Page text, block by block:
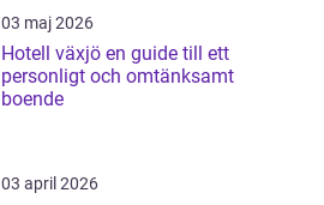
03 maj 2026
Hotell växjö en guide till ett
personligt och omtänksamt
boende
03 april 2026